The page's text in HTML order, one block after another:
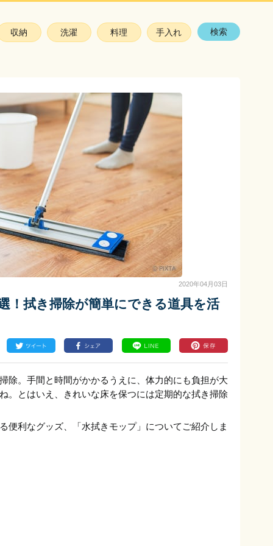
収納 洗濯 料理 手入れ 検索
2020年04月03日
！拭き掃除が簡単にできる道具を活
除。手間と時間がかかるうえに、体力的にも負担が大
。とはいえ、きれいな床を保つには定期的な拭き掃除
便利なグッズ、「水拭きモップ」についてご紹介しま